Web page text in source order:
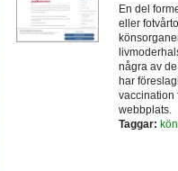
En del
eller
några av
har
vaccination
webbplats.
Taggar: